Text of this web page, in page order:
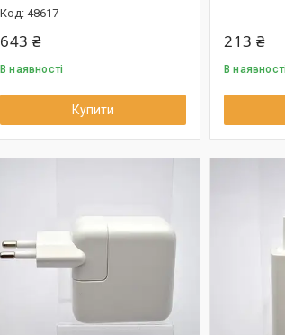
48617
643 ₴
В наявності
Купити
213 ₴
В наявності